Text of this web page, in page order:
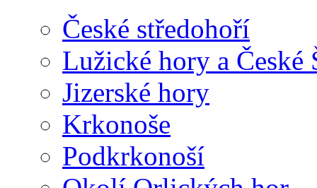
České středohoří
Lužické hory a České
Jizerské hory
Krkonoše
Podkrkonoší